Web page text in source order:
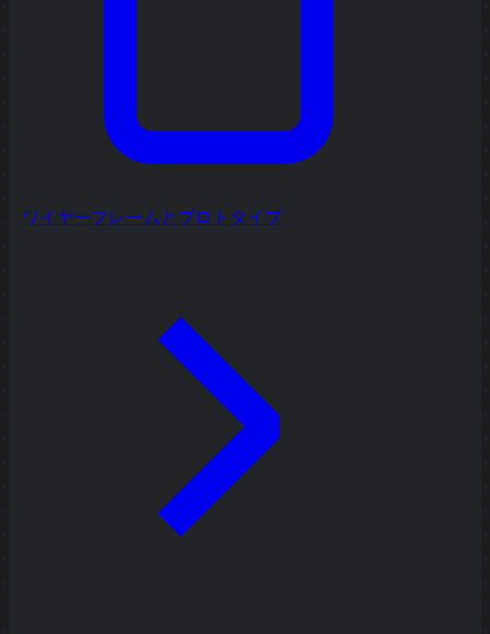
ワイヤーフレームとプロトタイプ